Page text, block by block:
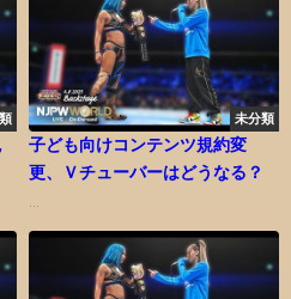
未分類
子ども向けコンテンツ規約変
更、Ｖチューバーはどうなる？